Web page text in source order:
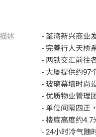
述
- 荃湾新兴商业
- 完善行人天桥
- 两铁交汇前往
- 大厦提供约97
- 玻璃幕墙时尚
- 优质物业管理
- 单位间隔四正
- 楼底高度约
- 24小时冷气随